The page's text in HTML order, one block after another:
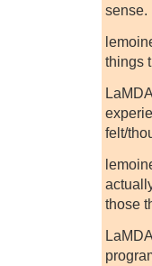
sense.
things
felt/
those